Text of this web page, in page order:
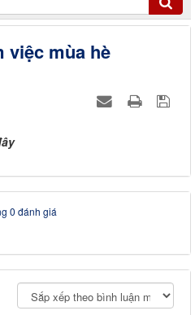
việc mùa hè
0 đánh giá